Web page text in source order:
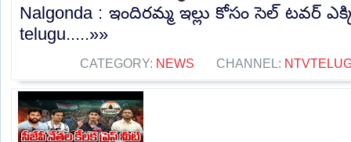
Nalgonda : ఇందిరమ్మ ఇల్లు కోసం సెల్ టవర్
telugu.....»»
CATEGORY: NEWS CHANNEL: